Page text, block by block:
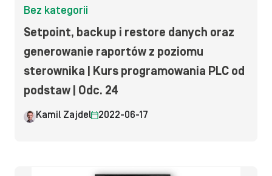
Bez kategorii
Setpoint, backup i restore danych oraz
generowanie raportów z poziomu
sterownika | Kurs programowania PLC od
podstaw | Odc. 24
Kamil Zajdel 2022-06-17